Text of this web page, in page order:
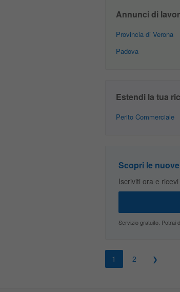
Annunci di
Provincia di Verona
Padova
Estendi la tua
Perito Commerciale
Scopri le
Iscriviti ora e
Servizio gratuito. Potrai
1 2